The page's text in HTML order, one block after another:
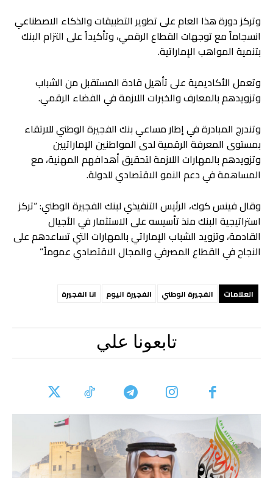
وتركز دورة هذا العام على تطوير التطبيقات والذكاء الاصطناعي
انسجاماً مع توجهات القطاع الرقمي، وتأكيداً على التزام البنك
بتنمية المواهب الإماراتية.
وتعمل الأكاديمية على تأهيل قادة المستقبل من الشباب
وتزويدهم بالمعارف والخبرات اللازمة في الفضاء الرقمي.
وتندرج المبادرة في إطار مساعي بنك الفجيرة الوطني للارتقاء
بمستوى المعرفة الرقمية لدى المواطنين الإماراتيين
وتزويدهم بالمهارات اللازمة لتحقيق أهدافهم المهنية، مع
المساهمة في دعم النمو الاقتصادي للدولة.
وقال فينس كوك، الرئيس التنفيذي لبنك الفجيرة الوطني: “تركز
استراتيجية البنك منذ تأسيسه على الاستثمار في الأجيال
القادمة، وتزويد الشباب الإماراتي بالمهارات التي تساعدهم على
النجاح في القطاع المصرفي والمجال الاقتصادي عموماً.”
العلامات الفجيرة الوطني الفجيرة اليوم انا الفجيرة
تابعونا علي